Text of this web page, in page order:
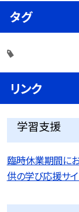
タグ
リンク
学習支援
臨時休業期間に
供の学び応援サイ